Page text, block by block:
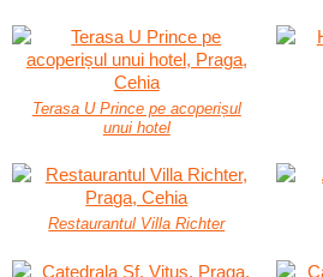
Terasa U Prince pe acoperișul
unui hotel
Restaurantul Villa Richter